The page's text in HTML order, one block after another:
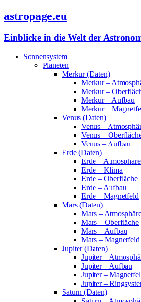
astropage.eu
Einblicke in die Welt der
Sonnensystem
Planeten
Merkur (Daten)
Merkur –
Merkur –
Merkur – Aufbau
Merkur –
Venus (Daten)
Venus –
Venus –
Venus – Aufbau
Erde (Daten)
Erde – Atmosphäre
Erde – Klima
Erde – Oberfläche
Erde – Aufbau
Erde – Magnetfeld
Mars (Daten)
Mars – Atmosphäre
Mars – Oberfläche
Mars – Aufbau
Mars – Magnetfeld
Jupiter (Daten)
Jupiter –
Jupiter – Aufbau
Jupiter –
Jupiter –
Saturn (Daten)